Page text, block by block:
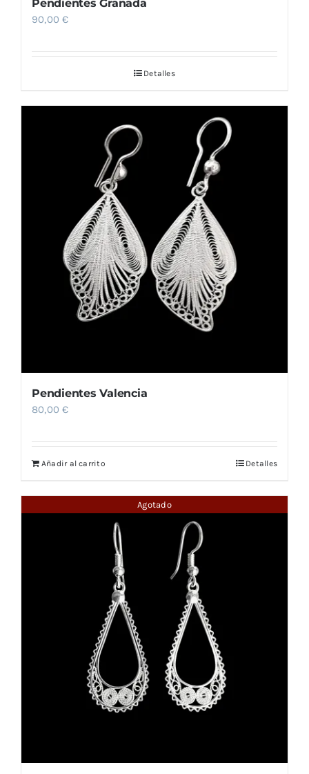
Pendientes Granada
90,00€
Detalles
Pendientes Valencia
80,00€
Añadir al carrito Detalles
Agotado